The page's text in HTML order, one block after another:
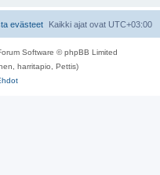
Kaikki ajat ovat UTC+03:00
evästeet
Software © phpBB Limited
harritapio, Pettis)